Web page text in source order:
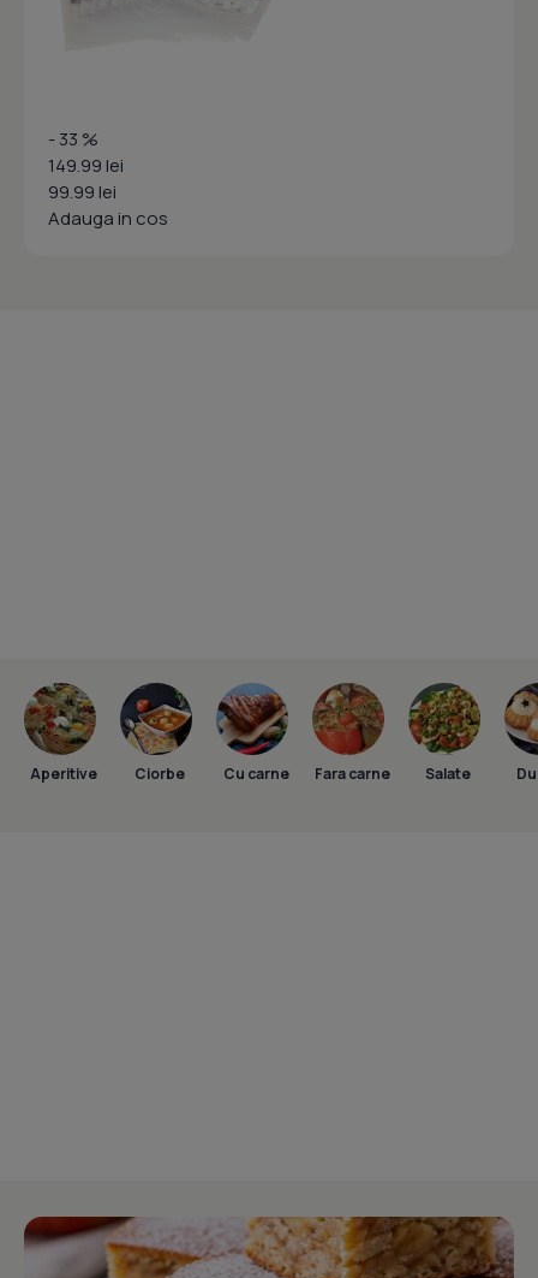
- 33 %
149.99 lei
99.99 lei
Adauga in cos
Aperitive Ciorbe Cu carne Fara carne Salate